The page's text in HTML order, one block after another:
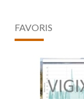
FAVORIS